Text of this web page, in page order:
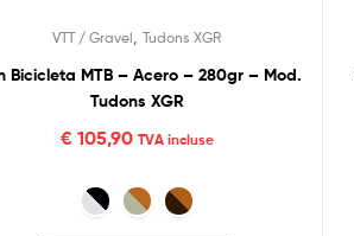
VTT / Gravel ,Tudons XGR
Bicicleta MTB – Acero – 280gr – Mod.
Tudons XGR
€105,90 TVA incluse